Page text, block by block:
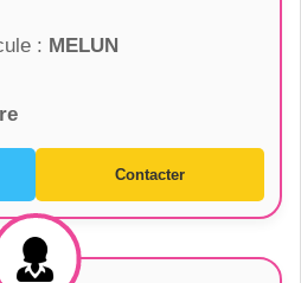
: MELUN
Contacter